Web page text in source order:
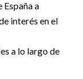
a
interés en el
a lo largo de